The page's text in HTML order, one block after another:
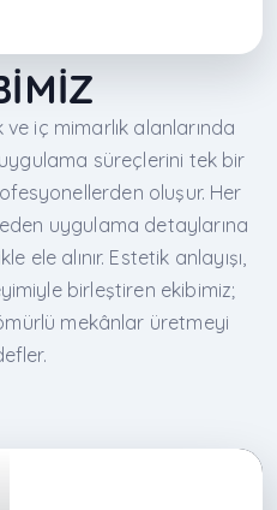
iç mimarlık alanlarında
süreçlerini tek bir
oluşur. Her
uygulama detaylarına
ele alınır. Estetik anlayışı,
birleştiren ekibimiz;
mekânlar üretmeyi